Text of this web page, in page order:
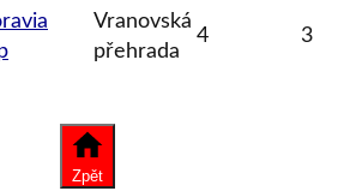
Vranovská
přehrada
4 3
Zpět